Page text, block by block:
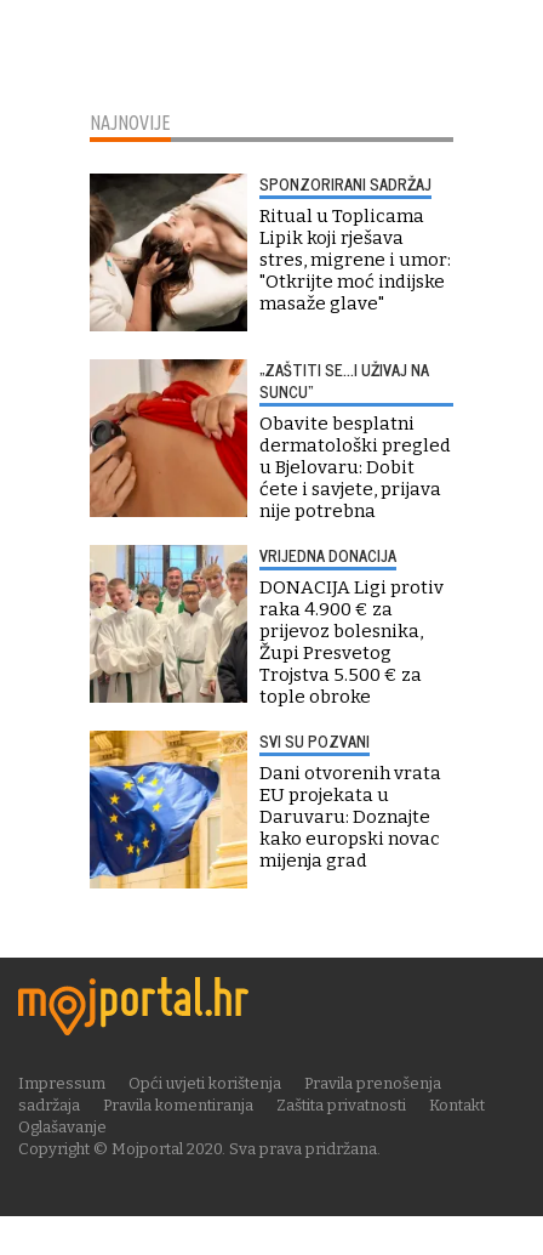
NAJNOVIJE
SPONZORIRANI SADRŽAJ
Ritual u Toplicama
Lipik koji rješava
stres, migrene i umor:
"Otkrijte moć indijske
masaže glave"
„ZAŠTITI SE...I UŽIVAJ NA
SUNCU“
Obavite besplatni
dermatološki pregled
u Bjelovaru: Dobit
ćete i savjete, prijava
nije potrebna
VRIJEDNA DONACIJA
DONACIJA Ligi protiv
raka 4.900 € za
prijevoz bolesnika,
Župi Presvetog
Trojstva 5.500 € za
tople obroke
SVI SU POZVANI
Dani otvorenih vrata
EU projekata u
Daruvaru: Doznajte
kako europski novac
mijenja grad
Copyright © Mojportal 2020. Sva prava pridržana.
Impressum Opći uvjeti korištenja
Pravila prenošenja
sadržaja
Pravila komentiranja Zaštita privatnosti
Kontakt
Oglašavanje